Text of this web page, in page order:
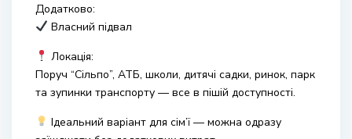
Додатково:
Власний підвал
Локація:
Поруч “Сільпо”, АТБ, школи, дитячі садки, ринок, парк
та зупинки транспорту — все в пішій доступності.
Ідеальний варіант для сім’ї — можна одразу